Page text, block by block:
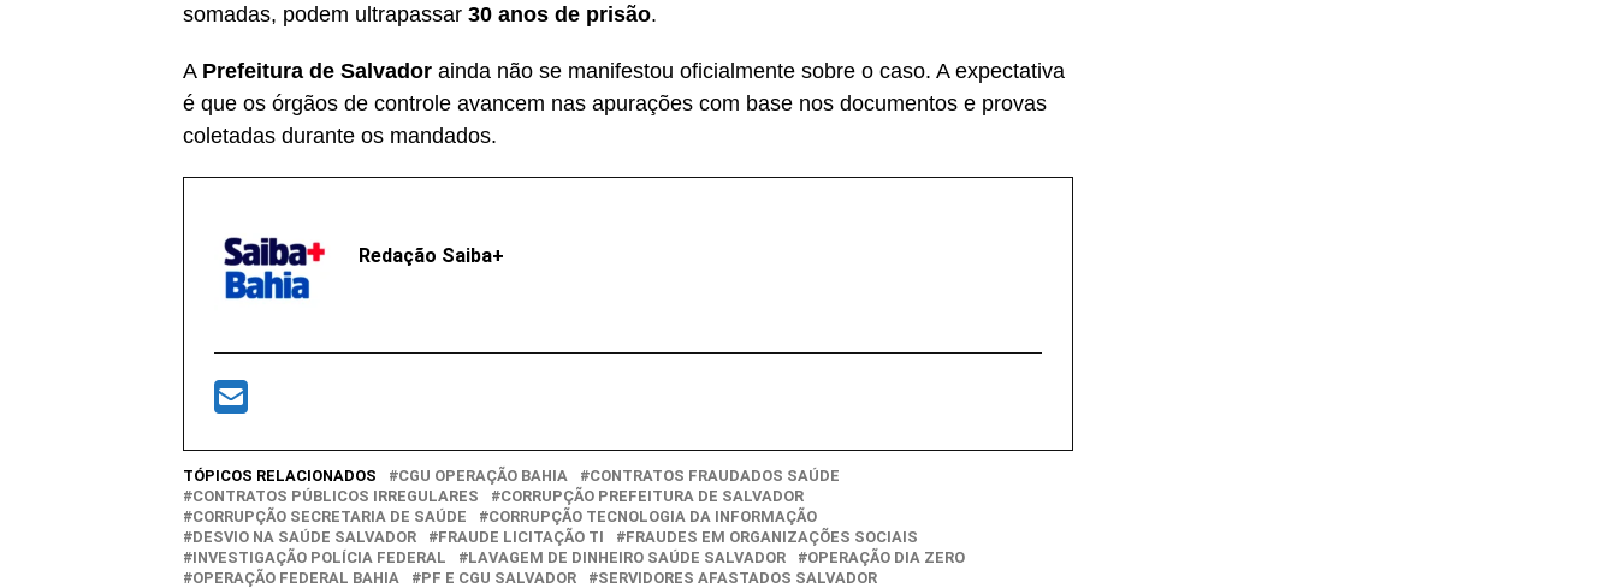
somadas, podem ultrapassar 30 anos de prisão.
A Prefeitura de Salvador ainda não se manifestou oficialmente sobre o caso. A expectativa
é que os órgãos de controle avancem nas apurações com base nos documentos e provas
coletadas durante os mandados.
Redação Saiba+
TÓPICOS RELACIONADOS CGU OPERAÇÃO BAHIA
CONTRATOS FRAUDADOS SAÚDE
CONTRATOS PÚBLICOS IRREGULARES
CORRUPÇÃO PREFEITURA DE SALVADOR
CORRUPÇÃO SECRETARIA DE SAÚDE
CORRUPÇÃO TECNOLOGIA DA INFORMAÇÃO
DESVIO NA SAÚDE SALVADOR
FRAUDE LICITAÇÃO TI
FRAUDES EM ORGANIZAÇÕES SOCIAIS
INVESTIGAÇÃO POLÍCIA FEDERAL
LAVAGEM DE DINHEIRO SAÚDE SALVADOR
OPERAÇÃO DIA ZERO
OPERAÇÃO FEDERAL BAHIA
PF E CGU SALVADOR SERVIDORES AFASTADOS SALVADOR